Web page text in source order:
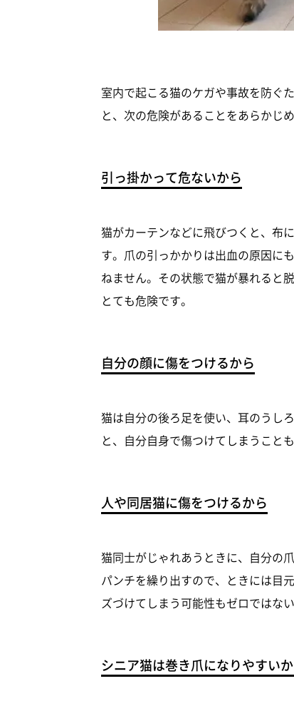
室内で起こる猫のケガや事故を防ぐ
と、次の危険があることをあらかじ
引っ掛かって危ないから
猫がカーテンなどに飛びつくと、布
す。爪の引っかかりは出血の原因に
ねません。その状態で猫が暴れると
とても危険です。
自分の顔に傷をつけるから
猫は自分の後ろ足を使い、耳のうし
と、自分自身で傷つけてしまうこと
人や同居猫に傷をつけるから
猫同士がじゃれあうときに、自分の
パンチを繰り出すので、ときには目
ズづけてしまう可能性もゼロではない
シニア猫は巻き爪になりやすい